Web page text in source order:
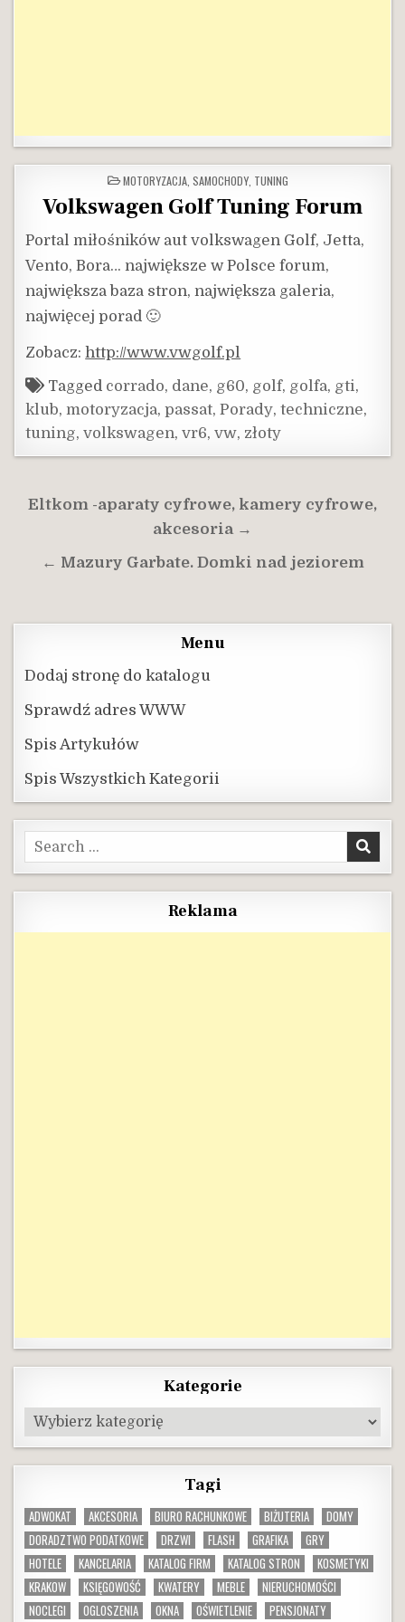
POSTED
IN
MOTORYZACJA SAMOCHODY TUNING
Volkswagen Golf Tuning Forum
Portal miłośników aut volkswagen Golf, Jetta,
Vento, Bora… największe w Polsce forum,
największa baza stron, największa galeria,
najwięcej porad 🙂
Zobacz:http://www.vwgolf.pl
Tagged corrado, dane, g60, golf, golfa, gti,
klub,motoryzacja,passat,Porady,techniczne,
tuning,volkswagen,vr6,vw, złoty
Nawigacja
Eltkom -aparaty cyfrowe, kamery cyfrowe,
akcesoria →
← Mazury Garbate. Domki nad jeziorem
Menu
Dodaj stronę do katalogu
Sprawdź adres WWW
Spis Artykułów
Spis Wszystkich Kategorii
Search
for:
Reklama
Kategorie
Kategorie
Tagi
ADWOKAT AKCESORIA BIURO RACHUNKOWE BIŻUTERIA
DOMY
DORADZTWO PODATKOWE
DRZWI FLASH GRAFIKA
GRY
HOTELE
KANCELARIA KATALOG FIRM KATALOG STRON
KOSMETYKI
KRAKOW
KSIĘGOWOŚĆ KWATERY MEBLE
NIERUCHOMOŚCI
NOCLEGI
OGLOSZENIA OKNA OŚWIETLENIE PENSJONATY